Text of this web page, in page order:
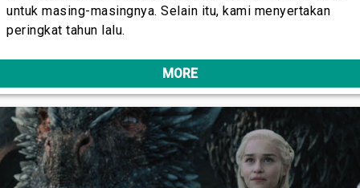
untuk masing-masingnya. Selain itu, kami menyertakan
peringkat tahun lalu.
MORE